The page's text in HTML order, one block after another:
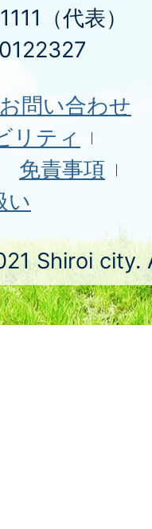
（代表）
お問い合わせ
リティ
免責事項
い
Shiroi city.